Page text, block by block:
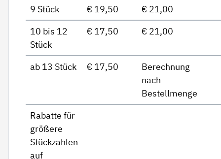
9 Stück € 19,50
€ 21,00
10 bis 12
Stück
€ 17,50 € 21,00
ab 13 Stück € 17,50
Berechnung
nach
Bestellmenge
Rabatte für
größere
Stückzahlen
auf